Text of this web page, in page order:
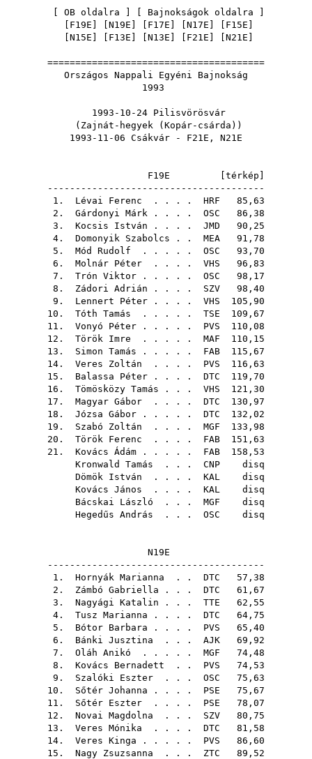
OB oldalra Bajnokságok oldalra
F19E N19E F17E N17E F15E
N15E F13E N13E F21E N21E
=======================================
Országos Nappali Egyéni Bajnokság
1993
1993-10-24 Pilisvörösvár
(Zajnát-hegyek (Kopár-csárda))
1993-11-06 Csákvár - F21E, N21E
F19E [ térkép
---------------------------------------
1. Lévai Ferenc . . . . HRF 85,63
2. Gárdonyi Márk . . . . OSC 86,38
3. Kocsis István . . . . JMD 90,25
4. Domonyik Szabolcs . . MEA 91,78
5. Mód Rudolf . . . . . OSC 93,70
6. Molnár Péter . . . . VHS 96,83
7. Trón Viktor . . . . . OSC 98,17
8. Zádori Adrián . . . . SZV 98,40
9. Lennert Péter . . . . VHS 105,90
10. Tóth Tamás . . . . . TSE 109,67
11. Vonyó Péter . . . . . PVS 110,08
12. Török Imre . . . . . MAF 110,15
13. Simon Tamás . . . . . FAB 115,67
14. Veres Zoltán . . . . PVS 116,63
15. Balassa Péter . . . . DTC 119,70
16. Tömösközy Tamás . . . VHS 121,30
17. Magyar Gábor . . . . DTC 130,97
18. Józsa Gábor . . . . . DTC 132,02
19. Szabó Zoltán . . . . MGF 133,98
20. Török Ferenc . . . . FAB 151,63
21. Kovács Ádám . . . . . FAB 158,53
Kronwald Tamás . . . CNP disq
Dömök István . . . . KAL disq
Kovács János . . . . KAL disq
Bácskai László . . . MGF disq
Hegedűs András . . . OSC disq
N19E
---------------------------------------
1. Hornyák Marianna . . DTC 57,38
2. Zámbó Gabriella . . . DTC 61,67
3. Nagyági Katalin . . . TTE 62,55
4. Tusz Marianna . . . . DTC 64,75
5. Bótor Barbara . . . . PVS 65,40
6. Bánki Jusztina . . . AJK 69,92
7. Oláh Anikó . . . . . MGF 74,48
8. Kovács Bernadett . . PVS 74,53
9. Szalóki Eszter . . . OSC 75,63
10. Sőtér Johanna . . . . PSE 75,67
11. Sőtér Eszter . . . . PSE 78,07
12. Novai Magdolna . . . SZV 80,75
13. Veres Mónika . . . . DTC 81,58
14. Veres Kinga . . . . . PVS 86,60
15. Nagy Zsuzsanna . . . ZTC 89,52